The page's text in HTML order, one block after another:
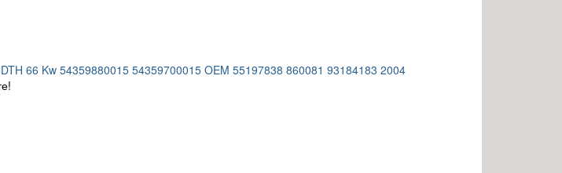
66 Kw 54359880015 54359700015 OEM 55197838 860081 93184183 2004